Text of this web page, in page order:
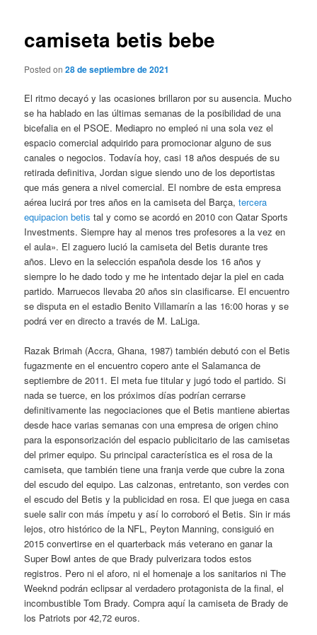
camiseta betis bebe
Posted on28 de septiembre de 2021
El ritmo decayó y las ocasiones brillaron por su ausencia. Mucho
se ha hablado en las últimas semanas de la posibilidad de una
bicefalia en el PSOE. Mediapro no empleó ni una sola vez el
espacio comercial adquirido para promocionar alguno de sus
canales o negocios. Todavía hoy, casi 18 años después de su
retirada definitiva, Jordan sigue siendo uno de los deportistas
que más genera a nivel comercial. El nombre de esta empresa
aérea lucirá por tres años en la camiseta del Barça,tercera
equipacion betis tal y como se acordó en 2010 con Qatar Sports
Investments. Siempre hay al menos tres profesores a la vez en
el aula». El zaguero lució la camiseta del Betis durante tres
años. Llevo en la selección española desde los 16 años y
siempre lo he dado todo y me he intentado dejar la piel en cada
partido. Marruecos llevaba 20 años sin clasificarse. El encuentro
se disputa en el estadio Benito Villamarín a las 16:00 horas y se
podrá ver en directo a través de M. LaLiga.
Razak Brimah (Accra, Ghana, 1987) también debutó con el Betis
fugazmente en el encuentro copero ante el Salamanca de
septiembre de 2011. El meta fue titular y jugó todo el partido. Si
nada se tuerce, en los próximos días podrían cerrarse
definitivamente las negociaciones que el Betis mantiene abiertas
desde hace varias semanas con una empresa de origen chino
para la esponsorización del espacio publicitario de las camisetas
del primer equipo. Su principal característica es el rosa de la
camiseta, que también tiene una franja verde que cubre la zona
del escudo del equipo. Las calzonas, entretanto, son verdes con
el escudo del Betis y la publicidad en rosa. El que juega en casa
suele salir con más ímpetu y así lo corroboró el Betis. Sin ir más
lejos, otro histórico de la NFL, Peyton Manning, consiguió en
2015 convertirse en el quarterback más veterano en ganar la
Super Bowl antes de que Brady pulverizara todos estos
registros. Pero ni el aforo, ni el homenaje a los sanitarios ni The
Weeknd podrán eclipsar al verdadero protagonista de la final, el
incombustible Tom Brady. Compra aquí la camiseta de Brady de
los Patriots por 42,72 euros.